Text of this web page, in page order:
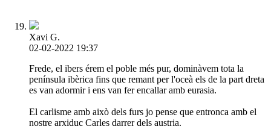
Xavi G.
02-02-2022 19:37
Frede, el ibers érem el poble més pur, dominàvem tota la
península ibèrica fins que remant per l'oceà els de la part dreta
es van adormir i ens van fer encallar amb eurasia.
El carlisme amb això dels furs jo pense que entronca amb el
nostre arxiduc Carles darrer dels austria.